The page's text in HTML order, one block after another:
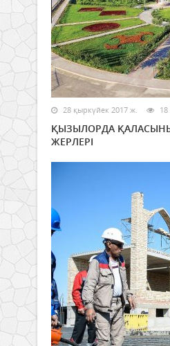
28 қыркүйек 2017 ж. 18
ҚЫЗЫЛОРДА
ЖЕРЛЕРІ